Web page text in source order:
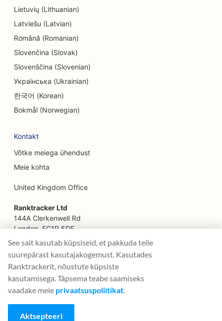
SEO meelelahutuse ja vaba aja veetmise jaoks
SEO põgenemistubade jaoks
SEO põllumajandusettevõtetest toidukohti
pakkuvatele restoranidele
SEO Facelift teenuste jaoks
SEO finantsplaneerijatele
SEO kiirtoidurestoranidele
SEO finantsteenuste jaoks
SEO Prantsuse kondiitritöökodadele
SEO toiduautodele
SEO mööblikaupluste jaoks
SEO külmutatud jogurti kauplustele
Lietuvių (Lithuanian)
Latviešu (Latvian)
Română (Romanian)
Slovenčina (Slovak)
Slovenščina (Slovenian)
Українська (Ukrainian)
한국어 (Korean)
Bokmål (Norwegian)
Kontakt
Võtke meiega ühendust
Meie kohta
United Kingdom Office
Ranktracker Ltd
144A Clerkenwell Rd
London, EC1R 5DF
Company No: 08820809
felix@ranktracker.com
2015 - 2026© Ranktracker. All Rights Reserved.
See sait kasutab küpsiseid, et pakkuda teile
suurepärast kasutajakogemust. Kasutades
Ranktrackerit, nõustute küpsiste
kasutamisega. Täpsema teabe saamiseks
vaadake meie privaatsuspoliitikat.
Aktsepteeri